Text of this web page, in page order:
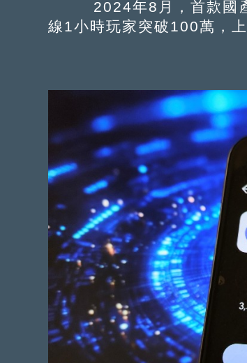
2024年8月，首款國產
線1小時玩家突破100萬，